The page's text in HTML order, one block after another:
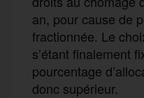
an, pour cause de
fractionnée. Le
s’étant finalement
pourcentage
donc supérieur.